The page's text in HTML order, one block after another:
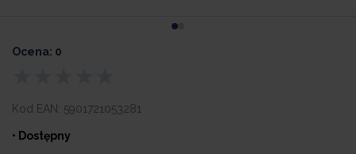
Ocena: 0
Kod EAN: 5901721053281
• Dostępny